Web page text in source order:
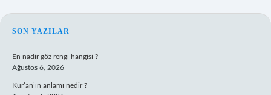
SIDEBAR
SON YAZILAR
En nadir göz rengi hangisi ?
Ağustos 6, 2026
Kur’an’ın anlamı nedir ?